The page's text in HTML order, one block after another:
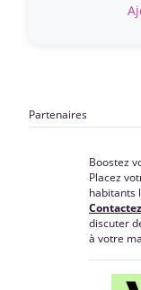
Partenaires
Boostez
Placez
habitants
discuter
à votre